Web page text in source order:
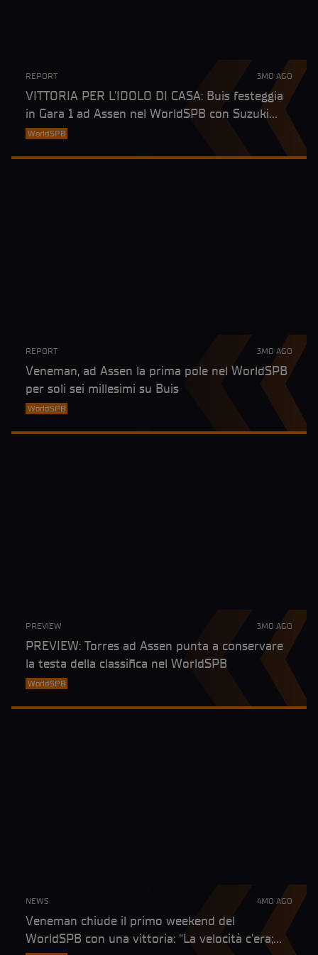
REPORT 3MO AGO
VITTORIA PER L’IDOLO DI CASA: Buis festeggia
in Gara 1 ad Assen nel WorldSPB con Suzuki
davanti ad Artigas
WorldSPB
REPORT 3MO AGO
Veneman, ad Assen la prima pole nel WorldSPB
per soli sei millesimi su Buis
WorldSPB
PREVIEW 3MO AGO
PREVIEW: Torres ad Assen punta a conservare
la testa della classifica nel WorldSPB
WorldSPB
NEWS 4MO AGO
Veneman chiude il primo weekend del
WorldSPB con una vittoria: “La velocità c’era;